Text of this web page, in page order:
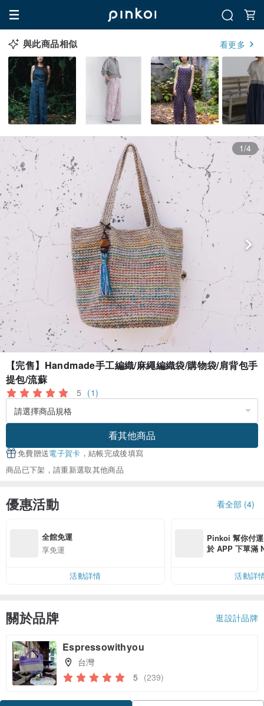
與此商品相似 看更多
1/4
【完售】Handmade手工編織/麻繩編織袋/購物袋/肩背包手
提包/流蘇
5 (1)
看其他商品
免費贈送電子賀卡 ，結帳完成後填寫
商品已下架，請重新選取其他商品
優惠活動 看全部 (4)
全館免運
享免運
活動詳情
Pinkoi 幫你付
於 APP 下單滿
活動詳
關於品牌 逛設計品牌
Espressowithyou
台灣
5 (239)